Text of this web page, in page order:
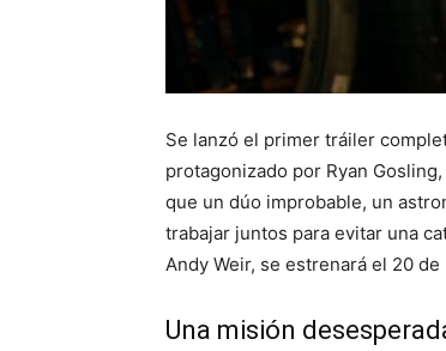
Se lanzó el primer tráiler
protagonizado por Ryan
que un dúo improbable, un
trabajar juntos para evitar una
Andy Weir, se estrenará el 20 de
Una misión